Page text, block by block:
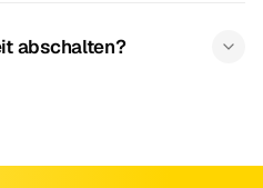
abschalten?